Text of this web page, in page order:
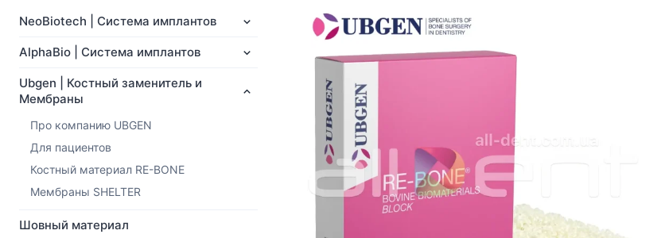
имплантов
Про компанию
NeoBiotech
Ортопедия
Мульти-Юнит абатменты
Мульти-Юнит абатменты
Про компанию UBGEN
Для пациентов
Костный материал RE-
BONE
NeoBiotech | Система имплантов
AlphaBio | Система имплантов
Ubgen | Костный заменитель и
Мембраны
Про компанию UBGEN
Для пациентов
Костный материал RE-BONE
Мембраны SHELTER
Шовный материал